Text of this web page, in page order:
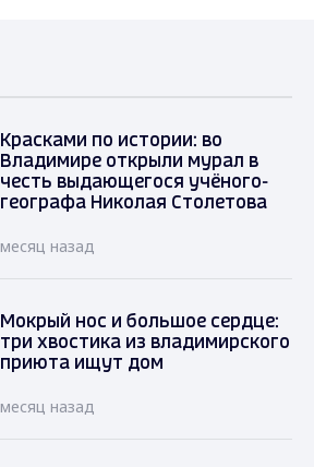
Красками по истории: во
Владимире открыли мурал в
честь выдающегося учёного-
географа Николая Столетова
месяц назад
Мокрый нос и большое сердце:
три хвостика из владимирского
приюта ищут дом
месяц назад